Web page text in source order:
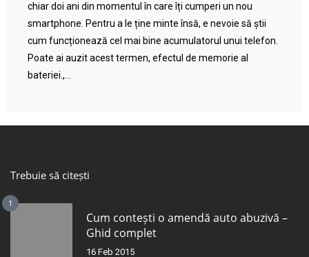
chiar doi ani din momentul în care îți cumperi un nou
smartphone. Pentru a le ține minte însă, e nevoie să știi
cum funcționează cel mai bine acumulatorul unui telefon.
Poate ai auzit acest termen, efectul de memorie al
bateriei.,...
Trebuie să citești
1
Cum contești o amendă auto abuzivă –
Ghid complet
16 Feb 2015